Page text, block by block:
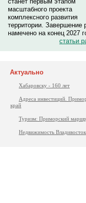
масштабного проекта
комплексного развития
территории. Завершение
намечено на конец 2027
статьи
Актуально
Хабаровску - 160 лет
Адреса инвестиций.
край
Туризм: Приморский
Недвижимость